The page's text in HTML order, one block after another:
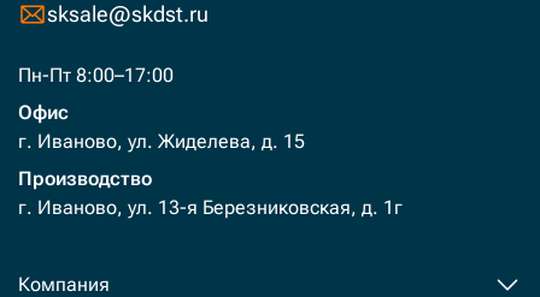
sksale@skdst.ru
Пн-Пт 8:00–17:00
Офис
г. Иваново, ул. Жиделева, д. 15
Производство
г. Иваново, ул. 13-я Березниковская, д. 1г
Компания